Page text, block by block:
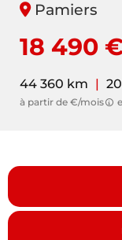
Pamiers
18 490
44 360 km |
à partir de €/mois